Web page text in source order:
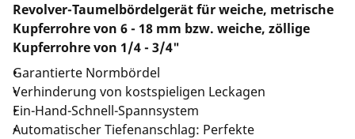
Revolver-Taumelbördelgerät für weiche, metrische
Kupferrohre von 6 - 18 mm bzw. weiche, zöllige
Kupferrohre von 1/4 - 3/4"
Garantierte Normbördel
Verhinderung von kostspieligen Leckagen
Ein-Hand-Schnell-Spannsystem
Automatischer Tiefenanschlag: Perfekte